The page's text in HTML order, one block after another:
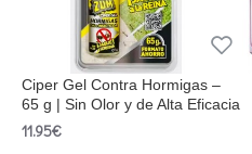
Ciper Gel Contra Hormigas –
65 g | Sin Olor y de Alta Eficacia
11.95€